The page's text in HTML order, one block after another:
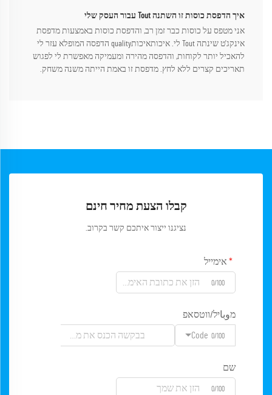
איך הדפסת כוסות זו השתנה Tout עבור העסק שלי
אני מטפס על כוסות כבר זמן רב, והדפסת כוסות באמצעות מדפסת
אינקג'ט שינתה Tout לי. איכותאיכותquality הדפסה המופלא עזר לי
להאכיל יותר לקוחות, והדפסה מהירה ומעמיקה מאפשרת לי לפגוש
תאריכים קצרים ללא לחץ. מדפסת זו באמת הייתה משנה משחק.
קבלו הצעת מחיר חינם
נציגנו ייצור איתכם קשר בקרוב.
אימייל
0/100
מوباיל/ווטסאפ
Code 0/100
שם
0/100